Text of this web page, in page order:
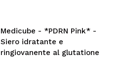
Medicube - *PDRN Pink* -
Siero idratante e
ringiovanente al glutatione